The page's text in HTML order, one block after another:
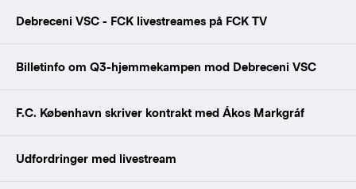
Debreceni VSC - FCK livestreames på FCK TV
Billetinfo om Q3-hjemmekampen mod Debreceni VSC
F.C. København skriver kontrakt med Ákos Markgráf
Udfordringer med livestream